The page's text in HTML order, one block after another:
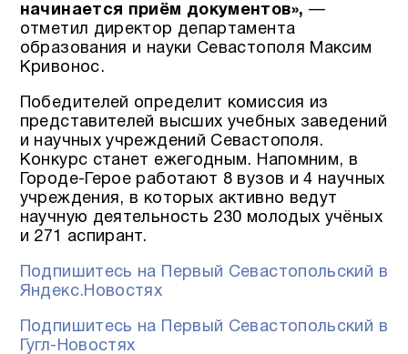
начинается приём документов», —
отметил директор департамента
образования и науки Севастополя Максим
Кривонос.
Победителей определит комиссия из
представителей высших учебных заведений
и научных учреждений Севастополя.
Конкурс станет ежегодным. Напомним, в
Городе-Герое работают 8 вузов и 4 научных
учреждения, в которых активно ведут
научную деятельность 230 молодых учёных
и 271 аспирант.
Подпишитесь на Первый Севастопольский в
Яндекс.Новостях
Подпишитесь на Первый Севастопольский в
Гугл-Новостях